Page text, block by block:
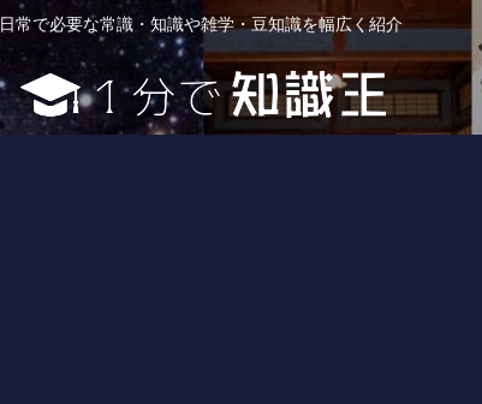
日常で必要な常識・知識や雑学・豆知識を幅広く紹介